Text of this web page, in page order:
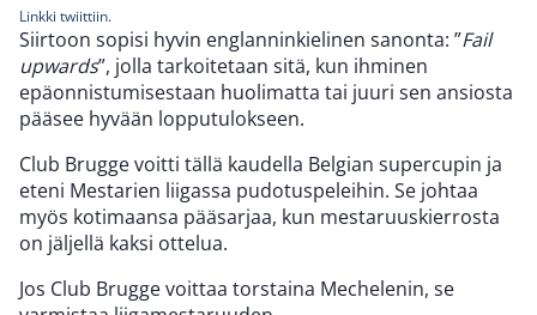
Linkki twiittiin.
Siirtoon sopisi hyvin englanninkielinen sanonta: ”Fail
upwards”, jolla tarkoitetaan sitä, kun ihminen
epäonnistumisestaan huolimatta tai juuri sen ansiosta
pääsee hyvään lopputulokseen.
Club Brugge voitti tällä kaudella Belgian supercupin ja
eteni Mestarien liigassa pudotuspeleihin. Se johtaa
myös kotimaansa pääsarjaa, kun mestaruuskierrosta
on jäljellä kaksi ottelua.
Jos Club Brugge voittaa torstaina Mechelenin, se